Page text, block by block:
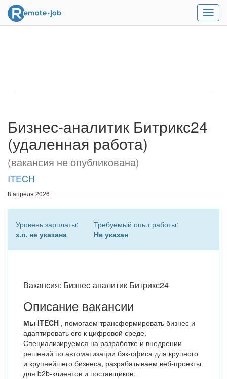
Меню
Бизнес-аналитик Битрикс24
(удаленная работа)
(вакансия не опубликована)
ITECH
8 апреля 2026
Уровень зарплаты:
з.п. не указана
Требуемый опыт работы:
Не указан
Вакансия: Бизнес-аналитик Битрикс24
Описание вакансии
Мы ITECH , помогаем трансформировать бизнес и
адаптировать его к цифровой среде.
Специализируемся на разработке и внедрении
решений по автоматизации бэк-офиса для крупного
и крупнейшего бизнеса, разрабатываем веб-проекты
для b2b-клиентов и поставщиков.